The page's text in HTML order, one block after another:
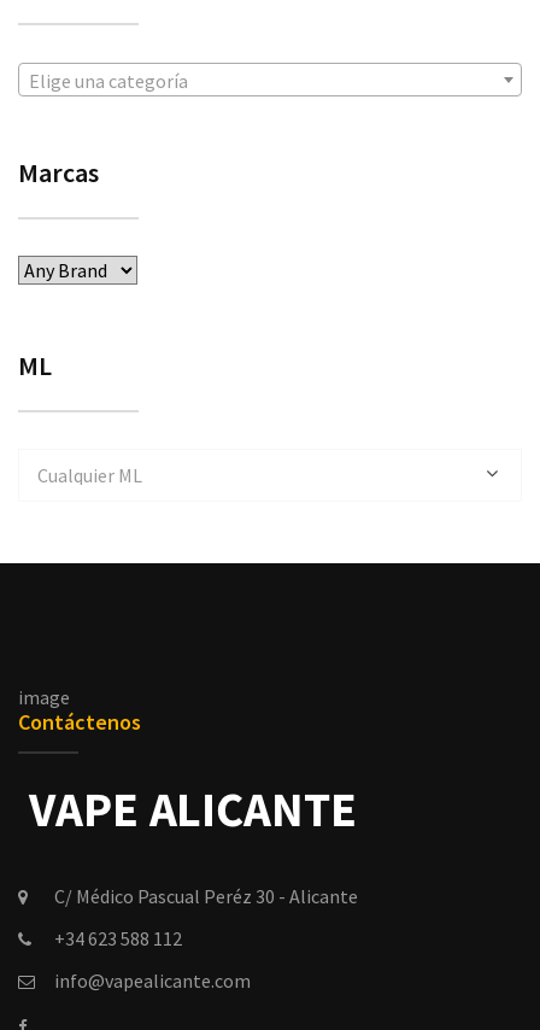
Elige una categoría
Marcas
ML
Cualquier ML
image
Contáctenos
C/ Médico Pascual Peréz 30 - Alicante
+34 623 588 112
info@vapealicante.com